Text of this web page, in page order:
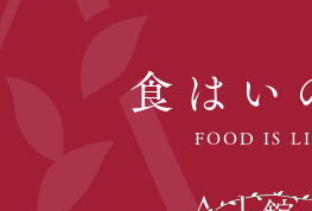
食はい
FOOD IS